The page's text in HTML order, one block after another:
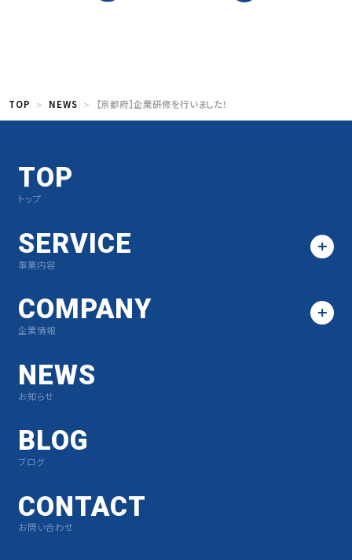
TOP NEWS 【京都府】企業研修を行いました！
TOP
トップ
SERVICE
事業内容
COMPANY
企業情報
NEWS
お知らせ
BLOG
ブログ
CONTACT
お問い合わせ